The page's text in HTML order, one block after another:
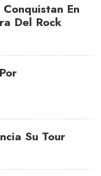
En
Del Rock
Su Tour